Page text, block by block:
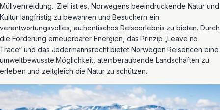
Müllvermeidung. Ziel ist es, Norwegens beeindruckende Natur und
Kultur langfristig zu bewahren und Besuchern ein
verantwortungsvolles, authentisches Reiseerlebnis zu bieten. Durch
die Förderung erneuerbarer Energien, das Prinzip „Leave no
Trace“ und das Jedermannsrecht bietet Norwegen Reisenden eine
umweltbewusste Möglichkeit, atemberaubende Landschaften zu
erleben und zeitgleich die Natur zu schützen.